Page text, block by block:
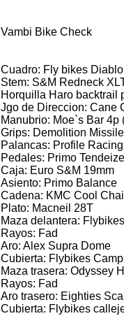
Vambi Bike Check
Cuadro: Fly bikes
Stem: S&M Redneck
Horquilla Haro backtrail
Jgo de Direccion: Cane
Manubrio: Moe`s Bar 4p
Grips: Demolition Missile
Palancas: Profile Racing
Pedales: Primo
Caja: Euro S&M 19mm
Asiento: Primo Balance
Cadena: KMC Cool
Plato: Macneil 28T
Maza delantera:
Rayos: Fad
Aro: Alex Supra Dome
Cubierta: Flybikes
Maza trasera: Odyssey
Rayos: Fad
Aro trasero: Eighties
Cubierta: Flybikes